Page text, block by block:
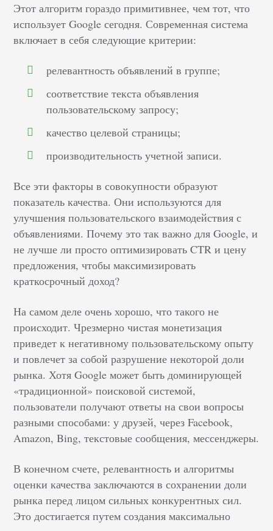
Этот алгоритм гораздо примитивнее, чем тот, что
использует Google сегодня. Современная система
включает в себя следующие критерии:
релевантность объявлений в группе;
соответствие текста объявления
пользовательскому запросу;
качество целевой страницы;
производительность учетной записи.
Все эти факторы в совокупности образуют
показатель качества. Они используются для
улучшения пользовательского взаимодействия с
объявлениями. Почему это так важно для Google, и
не лучше ли просто оптимизировать CTR и цену
предложения, чтобы максимизировать
краткосрочный доход?
На самом деле очень хорошо, что такого не
происходит. Чрезмерно чистая монетизация
приведет к негативному пользовательскому опыту
и повлечет за собой разрушение некоторой доли
рынка. Хотя Google может быть доминирующей
«традиционной» поисковой системой,
пользователи получают ответы на свои вопросы
разными способами: у друзей, через Facebook,
Amazon, Bing, текстовые сообщения, мессенджеры.
В конечном счете, релевантность и алгоритмы
оценки качества заключаются в сохранении доли
рынка перед лицом сильных конкурентных сил.
Это достигается путем создания максимально